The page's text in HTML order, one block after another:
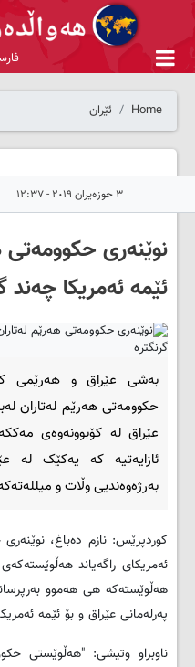
Home ئێران
٣ حوزەیران ٢٠١٩ - ١٢:٣٧
نوێنەری حكوومەتی
ئێمە ئەمریکا چەند
بەشی عێراق و هەرێمی
حكوومەتی هەرێم لەتاران
عێراق لە كۆبوونەوەی
ئازایه‌تیه‌ كه‌ یه‌كێک له‌
به‌رژه‌وه‌ندیی وڵات و
کوردپرێس: نازم دەباغ،
ئەمریكای راگەیاند
هەڵوێستەكە هی هەموو
پەرلەمانی عێراق و بۆ ئێمە
ناوبراو وتیشی: "هه‌ڵوێستی